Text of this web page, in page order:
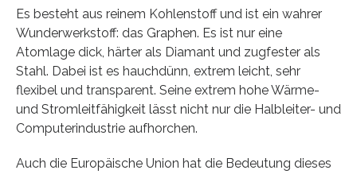
Es besteht aus reinem Kohlenstoff und ist ein wahrer
Wunderwerkstoff: das Graphen. Es ist nur eine
Atomlage dick, härter als Diamant und zugfester als
Stahl. Dabei ist es hauchdünn, extrem leicht, sehr
flexibel und transparent. Seine extrem hohe Wärme-
und Stromleitfähigkeit lässt nicht nur die Halbleiter- und
Computerindustrie aufhorchen.
Auch die Europäische Union hat die Bedeutung dieses